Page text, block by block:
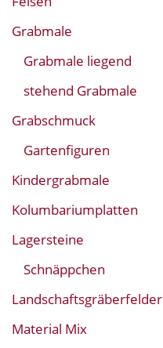
Grabmale
Grabmale liegend
stehend Grabmale
Grabschmuck
Gartenfiguren
Kindergrabmale
Kolumbariumplatten
Lagersteine
Schnäppchen
Landschaftsgräberfelder
Material Mix